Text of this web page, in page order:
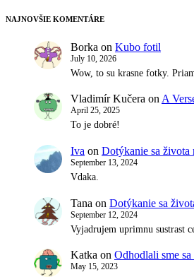
NAJNOVŠIE KOMENTÁRE
Borka on Kubo fotil
July 10, 2026
Wow, to su krasne fotky.
Vladimír Kučera on A
April 25, 2025
To je dobré!
Iva on Dotýkanie sa života
September 13, 2024
Vdaka.
Tana on Dotýkanie sa
September 12, 2024
Vyjadrujem uprimnu sustrast
Katka on Odhodlali sme
May 15, 2023